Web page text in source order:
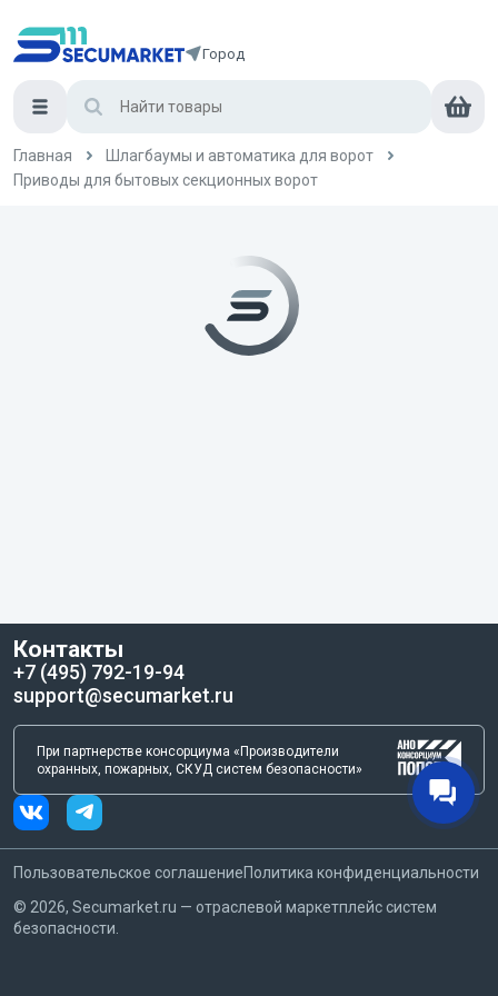
Город
Главная
Шлагбаумы и автоматика для ворот
Приводы для бытовых секционных ворот
Контакты
+7 (495) 792-19-94
support@secumarket.ru
При партнерстве консорциума «Производители
охранных, пожарных, СКУД систем безопасности»
Пользовательское соглашениеПолитика конфиденциальности
© 2026, Secumarket.ru — отраслевой маркетплейс систем
безопасности.